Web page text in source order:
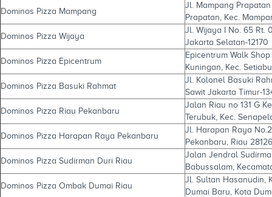
Dominos Pizza Mampang
Jl. Mampang
Prapatan, Kec.
Dominos Pizza Wijaya
Jl. Wijaya I No. 65 Rt.
Jakarta Selatan-12170
Dominos Pizza Epicentrum
Epicentrum Walk
Kuningan, Kec.
Dominos Pizza Basuki Rahmat
Jl. Kolonel Basuki
Sawit Jakarta Timur-
Dominos Pizza Riau Pekanbaru
Jalan Riau no 131 G
Terubuk, Kec.
Dominos Pizza Harapan Raya Pekanbaru
Jl. Harapan Raya
Pekanbaru, Riau 28126
Dominos Pizza Sudirman Duri Riau
Jalan Jendral
Babussalam,
Dominos Pizza Ombak Dumai Riau
Jl. Sultan Hasanudin,
Dumai Baru, Kota